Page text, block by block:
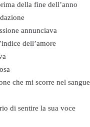
della fine dell’anno,
annunciava
dell’amore,
che mi scorre nel sangue.
di sentire la sua voce…